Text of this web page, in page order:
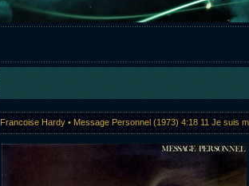
Francoise Hardy • Message Personnel (1973) 4:18 11 Je suis